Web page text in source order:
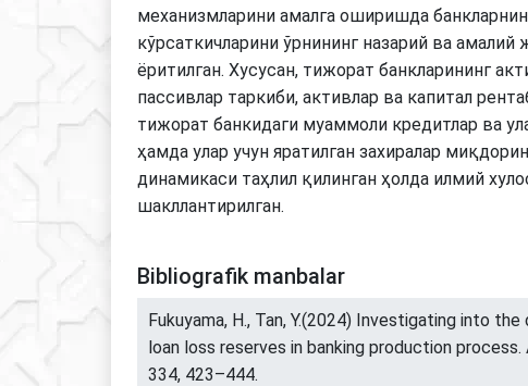
механизмларини амалга оширишда
кўрсаткичларини ўрнининг назарий ва амалий
ёритилган. Хусусан, тижорат банкларининг
пассивлар таркиби, активлар ва капитал
тижорат банкидаги муаммоли кредитлар ва
ҳамда улар учун яратилган захиралар
динамикаси таҳлил қилинган ҳолда илмий
шакллантирилган.
Bibliografik manbalar
Fukuyama, H., Tan, Y.(2024) Investigating into
loan loss reserves in banking production process.
334, 423–444.